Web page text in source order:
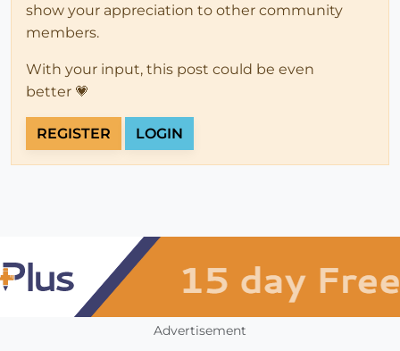
show your appreciation to other community
members.
With your input, this post could be even
better 💗
REGISTER LOGIN
Advertisement